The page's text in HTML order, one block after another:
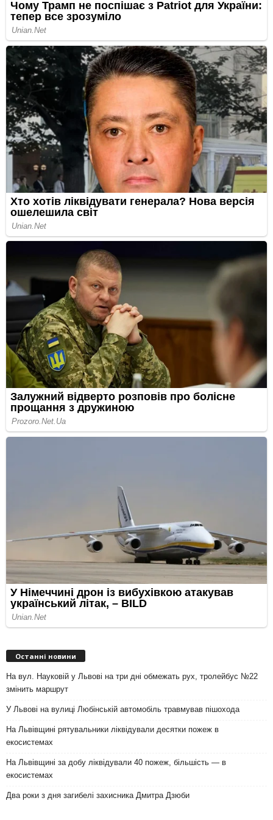
Останні новини
На вул. Науковій у Львові на три дні обмежать рух, тролейбус №22
змінить маршрут
У Львові на вулиці Любінській автомобіль травмував пішохода
На Львівщині рятувальники ліквідували десятки пожеж в
екосистемах
На Львівщині за добу ліквідували 40 пожеж, більшість — в
екосистемах
Два роки з дня загибелі захисника Дмитра Дзюби